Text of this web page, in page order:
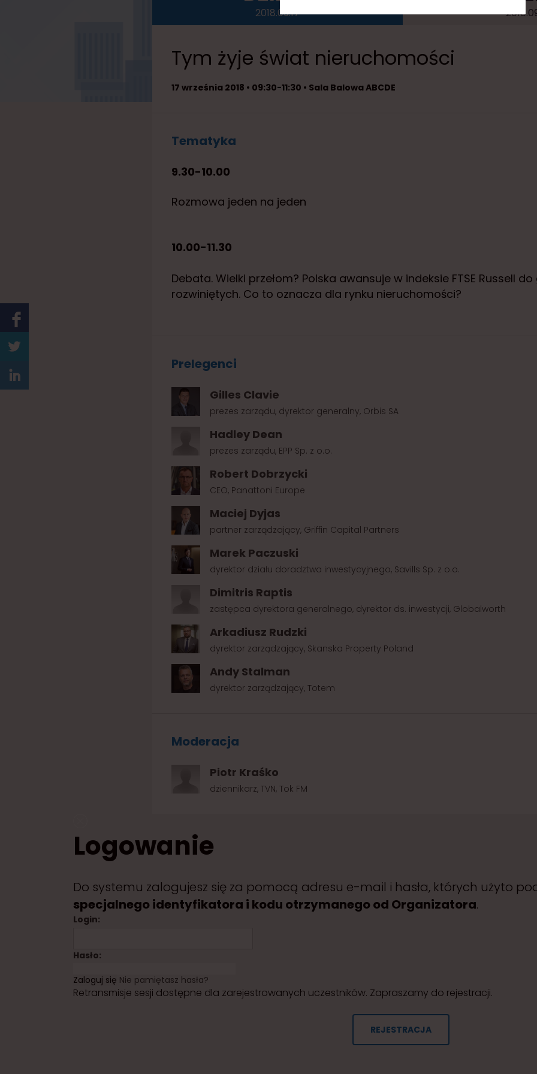
2018.09.17
Tym żyje świat nieruchomości
17 września 2018 • 09:30-11:30 • Sala Balowa ABCDE
Tematyka
9.30-10.00
Rozmowa jeden na jeden
10.00-11.30
Debata. Wielki przełom? Polska awansuje w indeksie FTSE Russell
rozwiniętych. Co to oznacza dla rynku nieruchomości?
Prelegenci
Gilles Clavie
prezes zarządu, dyrektor generalny, Orbis SA
Hadley Dean
prezes zarządu, EPP Sp. z o.o.
Robert Dobrzycki
CEO, Panattoni Europe
Maciej Dyjas
partner zarządzający, Griffin Capital Partners
Marek Paczuski
dyrektor działu doradztwa inwestycyjnego, Savills Sp. z o.o.
Dimitris Raptis
zastępca dyrektora generalnego, dyrektor ds. inwestycji, Globalworth
Arkadiusz Rudzki
dyrektor zarządzający, Skanska Property Poland
Andy Stalman
dyrektor zarządzający, Totem
Moderacja
Piotr Kraśko
dziennikarz, TVN, Tok FM
Logowanie
Do systemu zalogujesz się za pomocą adresu e-mail i hasła, których użyto
specjalnego identyfikatora i kodu otrzymanego od Organizatora.
Login:
Hasło:
Zaloguj się Nie pamiętasz hasła?
Retransmisje sesji dostępne dla zarejestrowanych uczestników. Zapraszamy do rejestracji.
REJESTRACJA